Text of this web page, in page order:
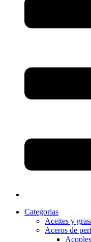
Categorias
Aceites y
Aceros de